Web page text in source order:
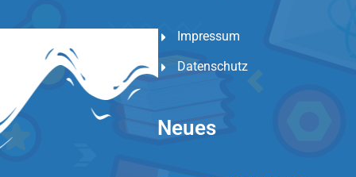
Impressum
Datenschutz
Neues